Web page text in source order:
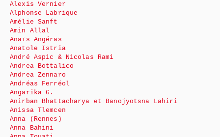
Alexis Vernier
Alphonse Labrique
Amélie Sanft
Amin Allal
Anaïs Angéras
Anatole Istria
André Aspic & Nicolas Rami
Andrea Bottalico
Andrea Zennaro
Andréas Ferréol
Angarika G.
Anirban Bhattacharya et Banojyotsna Lahiri
Anissa Tlemcen
Anna (Rennes)
Anna Bahini